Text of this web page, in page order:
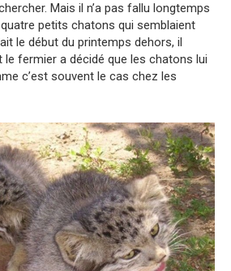
Mais il n’a pas fallu longtemps
petits chatons qui semblaient
le début du printemps dehors, il
fermier a décidé que les chatons lui
c’est souvent le cas chez les